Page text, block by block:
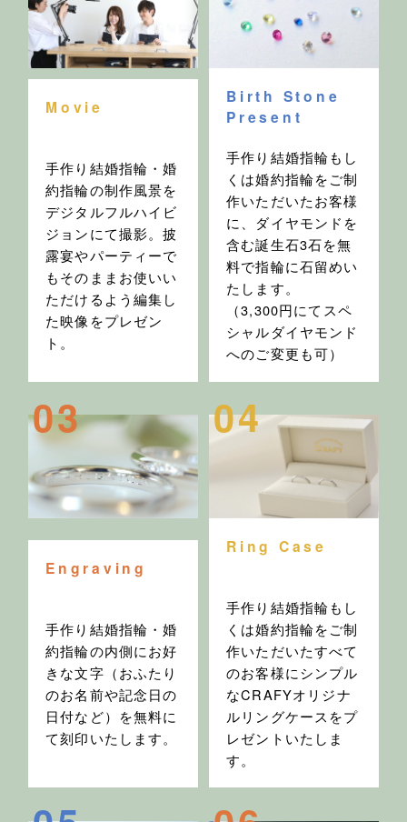
Movie
手作り結婚指輪・婚
約指輪の制作風景を
デジタルフルハイビ
ジョンにて撮影。披
露宴やパーティーで
もそのままお使いい
ただけるよう編集し
た映像をプレゼン
ト。
Birth Stone
Present
手作り結婚指輪もし
くは婚約指輪をご制
作いただいたお客様
に、ダイヤモンドを
含む誕生石3石を無
料で指輪に石留めい
たします。
（3,300円にてスペ
シャルダイヤモンド
へのご変更も可）
03
Engraving
手作り結婚指輪・婚
約指輪の内側にお好
きな文字（おふたり
のお名前や記念日の
日付など）を無料に
て刻印いたします。
04
Ring Case
手作り結婚指輪もし
くは婚約指輪をご制
作いただいたすべて
のお客様にシンプル
なCRAFYオリジナ
ルリングケースをプ
レゼントいたしま
す。